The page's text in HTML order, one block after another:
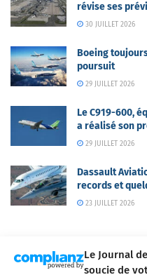
Le Journal
soucie de
révise ses
30 JUILLET 2026
Boeing
poursuit
29 JUILLET 2026
Le C919-600,
a réalisé son
29 JUILLET 2026
Dassault
records et
23 JUILLET 2026